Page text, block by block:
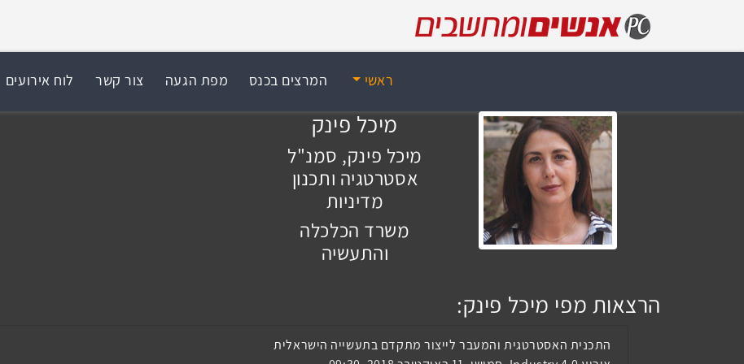
ראשי המרצים בכנס מפת הגעה צור קשר לוח אירועים
מיכל פינק
מיכל פינק, סמנ"ל
אסטרטגיה ותכנון
מדיניות
משרד הכלכלה
והתעשיה
הרצאות מפי מיכל פינק:
התכנית האסטרטגית והמעבר לייצור מתקדם בתעשייה הישראלית